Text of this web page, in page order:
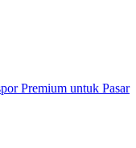
Premium untuk Pasar